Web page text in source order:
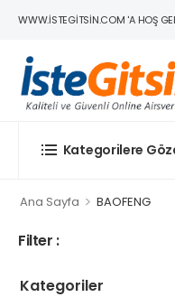
WWW.ISTEGITSIN.COM 'A HOŞ
Kategorilere
Ana Sayfa > BAOFENG
Filter :
Kategoriler